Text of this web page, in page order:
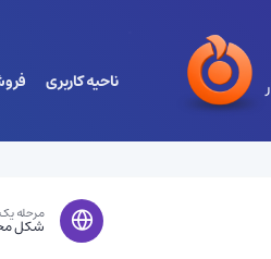
ناحیه کاربری
مرحله یک
شکل